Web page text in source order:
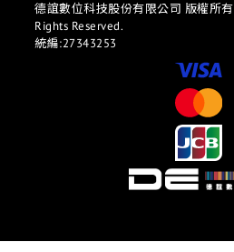
德誼數位科技股份有限公司 版權所
Rights Reserved.
統編:27343253